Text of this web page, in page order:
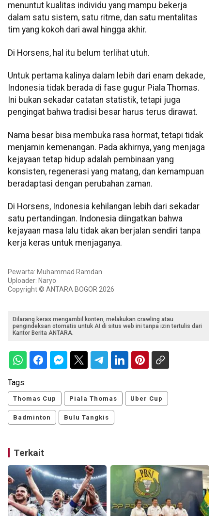
menuntut kualitas individu yang mampu bekerja
dalam satu sistem, satu ritme, dan satu mentalitas
tim yang kokoh dari awal hingga akhir.
Di Horsens, hal itu belum terlihat utuh.
Untuk pertama kalinya dalam lebih dari enam dekade,
Indonesia tidak berada di fase gugur Piala Thomas.
Ini bukan sekadar catatan statistik, tetapi juga
pengingat bahwa tradisi besar harus terus dirawat.
Nama besar bisa membuka rasa hormat, tetapi tidak
menjamin kemenangan. Pada akhirnya, yang menjaga
kejayaan tetap hidup adalah pembinaan yang
konsisten, regenerasi yang matang, dan kemampuan
beradaptasi dengan perubahan zaman.
Di Horsens, Indonesia kehilangan lebih dari sekadar
satu pertandingan. Indonesia diingatkan bahwa
kejayaan masa lalu tidak akan berjalan sendiri tanpa
kerja keras untuk menjaganya.
Pewarta: Muhammad Ramdan
Uploader: Naryo
Copyright © ANTARA BOGOR 2026
Dilarang keras mengambil konten, melakukan crawling atau
pengindeksan otomatis untuk AI di situs web ini tanpa izin tertulis dari
Kantor Berita ANTARA.
Tags:
Thomas Cup Piala Thomas Uber Cup
Badminton Bulu Tangkis
Terkait